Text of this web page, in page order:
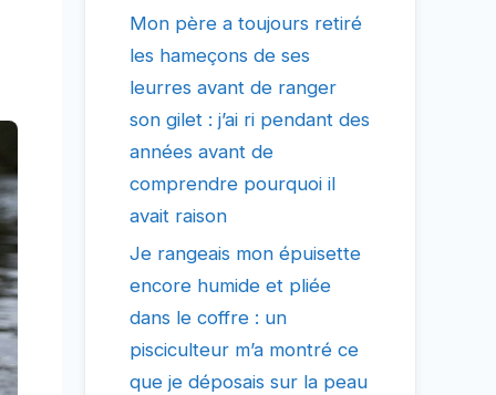
Mon père a toujours retiré
les hameçons de ses
leurres avant de ranger
son gilet : j’ai ri pendant des
années avant de
comprendre pourquoi il
avait raison
Je rangeais mon épuisette
encore humide et pliée
dans le coffre : un
pisciculteur m’a montré ce
que je déposais sur la peau